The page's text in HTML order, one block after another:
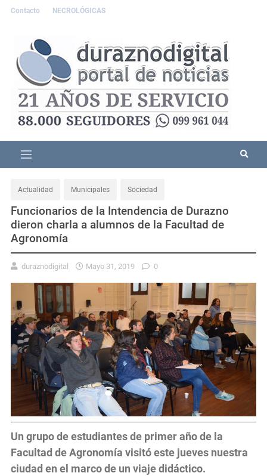
Contacto NECROLÓGICAS
Actualidad Municipales Sociedad
Funcionarios de la Intendencia de Durazno
dieron charla a alumnos de la Facultad de
Agronomía
duraznodigital Mayo 31, 2019 0
Un grupo de estudiantes de primer año de la
Facultad de Agronomía visitó este jueves nuestra
ciudad en el marco de un viaje didáctico.